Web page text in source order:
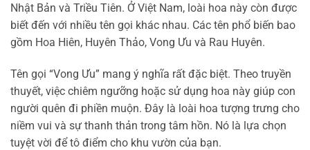
Nhật Bản và Triều Tiên. Ở Việt Nam, loài hoa này còn được
biết đến với nhiều tên gọi khác nhau. Các tên phổ biến bao
gồm Hoa Hiên, Huyên Thảo, Vong Ưu và Rau Huyên.
Tên gọi “Vong Ưu” mang ý nghĩa rất đặc biệt. Theo truyền
thuyết, việc chiêm ngưỡng hoặc sử dụng hoa này giúp con
người quên đi phiền muộn. Đây là loài hoa tượng trưng cho
niềm vui và sự thanh thản trong tâm hồn. Nó là lựa chọn
tuyệt vời để tô điểm cho khu vườn của bạn.